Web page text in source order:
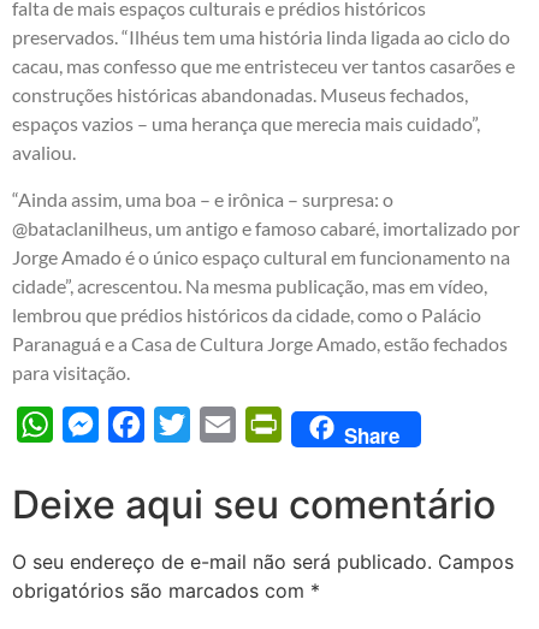
falta de mais espaços culturais e prédios históricos
preservados. “Ilhéus tem uma história linda ligada ao ciclo do
cacau, mas confesso que me entristeceu ver tantos casarões e
construções históricas abandonadas. Museus fechados,
espaços vazios – uma herança que merecia mais cuidado”,
avaliou.
“Ainda assim, uma boa – e irônica – surpresa: o
@bataclanilheus, um antigo e famoso cabaré, imortalizado por
Jorge Amado é o único espaço cultural em funcionamento na
cidade”, acrescentou. Na mesma publicação, mas em vídeo,
lembrou que prédios históricos da cidade, como o Palácio
Paranaguá e a Casa de Cultura Jorge Amado, estão fechados
para visitação.
WhatsAppMessengerFacebook
Twitter Email PrintFriendly
Share
Deixe aqui seu comentário
O seu endereço de e-mail não será publicado. Campos
obrigatórios são marcados com *